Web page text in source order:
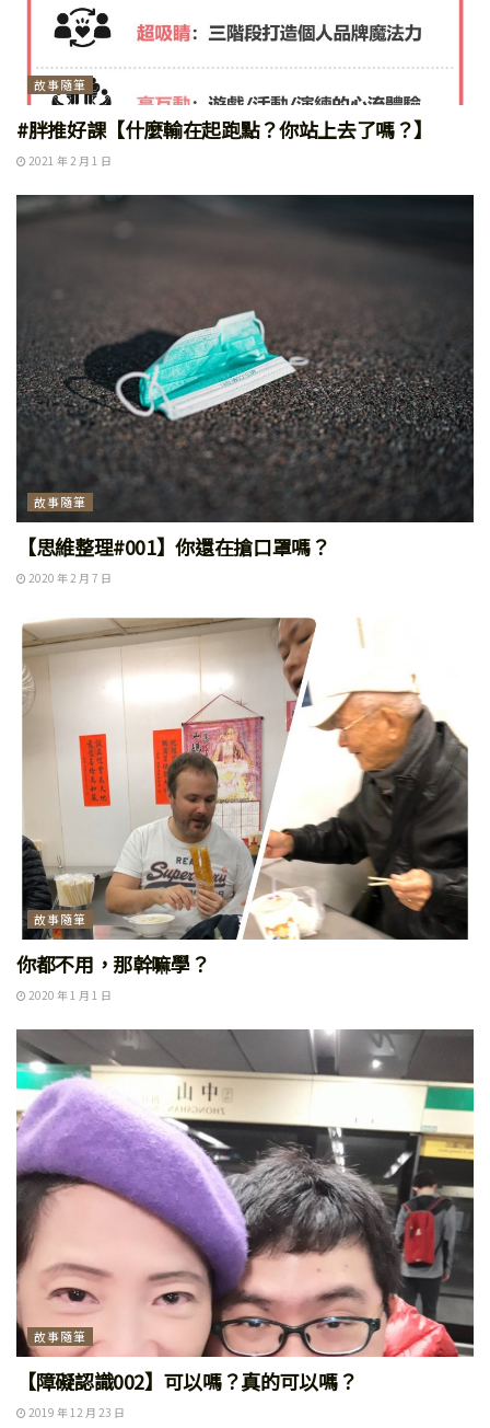
故事隨筆
#胖推好課【什麼輸在起跑點？你站上去了嗎？】
2021 年 2 月 1 日
故事隨筆
【思維整理#001】你還在搶口罩嗎？
2020 年 2 月 7 日
故事隨筆
你都不用，那幹嘛學？
2020 年 1 月 1 日
故事隨筆
【障礙認識002】可以嗎？真的可以嗎？
2019 年 12 月 23 日